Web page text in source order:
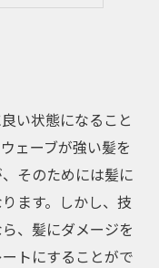
い状態になること
ェーブが強い髪を
そのためには髪に
ます。しかし、技
、髪にダメージを
トにすることがで